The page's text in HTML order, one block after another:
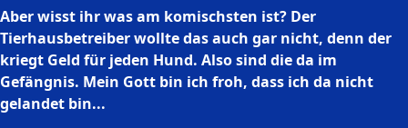
Aber wisst ihr was am komischsten ist? Der
Tierhausbetreiber wollte das auch gar nicht, denn der
kriegt Geld für jeden Hund. Also sind die da im
Gefängnis. Mein Gott bin ich froh, dass ich da nicht
gelandet bin...